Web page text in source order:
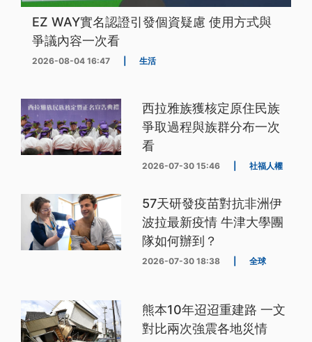
EZ WAY實名認證引發個資疑慮 使用方式與
爭議內容一次看
2026-08-04 16:47 生活
西拉雅族獲核定原住民族
爭取過程與族群分布一次
看
2026-07-30 15:46 社福人權
57天研發疫苗對抗非洲伊
波拉最新疫情 牛津大學團
隊如何辦到？
2026-07-30 18:38 全球
熊本10年迢迢重建路 一文
對比兩次強震各地災情